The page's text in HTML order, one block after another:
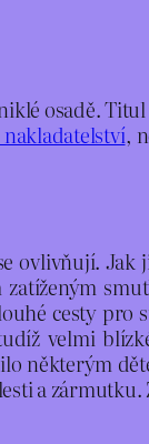
osadě.
,
ovlivňují. Jak
cesty pro
velmi
některým
a zármutku.